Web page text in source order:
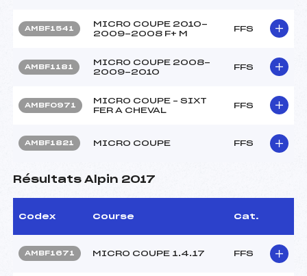
AMBF1541
MICRO COUPE 2010-
2009-2008 F+ M
FFS
AMBF1181
MICRO COUPE 2008-
2009-2010
FFS
AMBF0971
MICRO COUPE – SIXT
FER A CHEVAL
FFS
AMBF1821 MICRO COUPE FFS
Résultats Alpin 2017
Codex Course Cat.
AMBF1671 MICRO COUPE 1.4.17 FFS